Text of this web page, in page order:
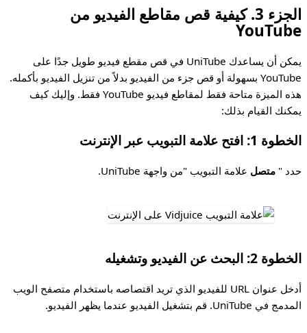
الجزء 3. كيفية قص مقاطع الفيديو من
YouTube
يمكن أن يساعدك UniTube في قص مقطع فيديو طويل جدًا على
YouTube بسهولة أو قص جزء من الفيديو بدلاً من تنزيل الفيديو بأكمله.
هذه الميزة متاحة فقط لمقاطع فيديو YouTube فقط. وإليك كيف
يمكنك القيام بذلك:
الخطوة 1: افتح علامة التبويب عبر الإنترنت
حدد " متصل علامة التبويب "من واجهة UniTube.
الخطوة 2: البحث عن الفيديو وتشغيله
أدخل عنوان URL للفيديو الذي تريد اقتصاصه باستخدام متصفح الويب
المدمج في UniTube. قم بتشغيل الفيديو عندما يظهر الفيديو.